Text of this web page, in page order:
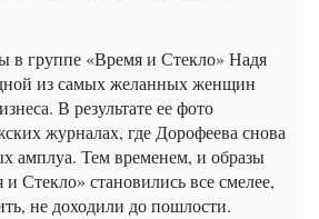
в группе «Время и Стекло» Надя
из самых желанных женщин
В результате ее фото
журналах, где Дорофеева снова
амплуа. Тем временем, и образы
Стекло» становились все смелее,
не доходили до пошлости.